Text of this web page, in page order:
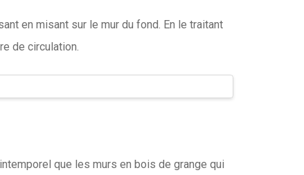
en misant sur le mur du fond. En le traitant
de circulation.
que les murs en bois de grange qui